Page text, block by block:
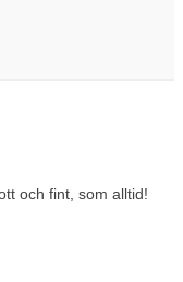
och fint, som alltid!